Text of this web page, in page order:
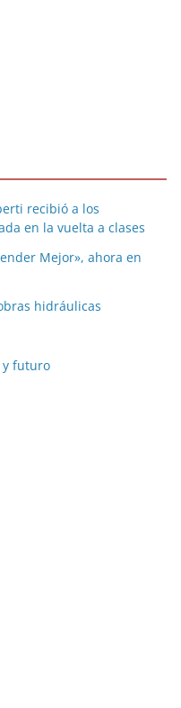
recibió a los
en la vuelta a clases
Mejor», ahora en
hidráulicas
y futuro